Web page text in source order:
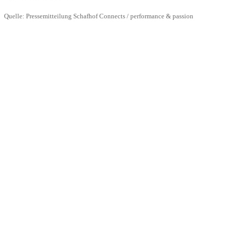
Quelle: Pressemitteilung Schafhof Connects / performance & passion